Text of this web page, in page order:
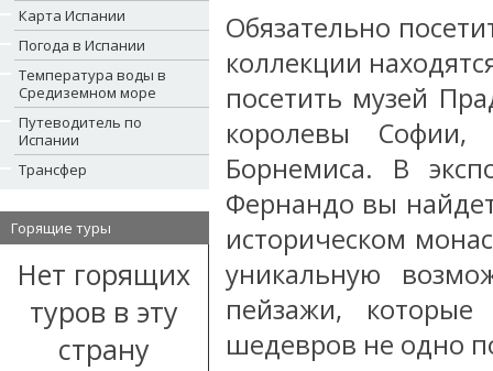
Карта Испании
Погода в Испании
Температура воды в
Средиземном море
Путеводитель по
Испании
Трансфер
Горящие туры
Нет горящих
туров в эту
страну
Обязательно
коллекции
посетить музей
королевы Софии,
Борнемиса. В
Фернандо вы
историческом
уникальную
пейзажи, которые
шедевров не одно